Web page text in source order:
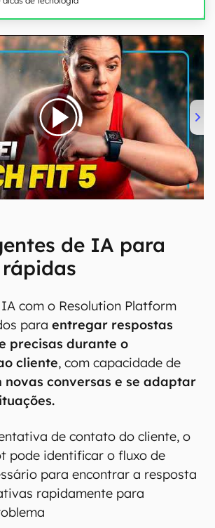
de IA para
com o Resolution Platform
para entregar respostas
precisas durante o
cliente, com capacidade de
novas conversas e se adaptar
de contato do cliente, o
pode identificar o fluxo de
para encontrar a resposta
rapidamente para